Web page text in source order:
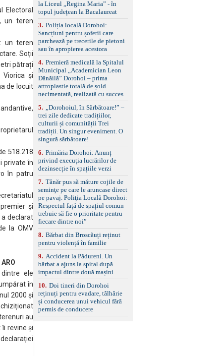
Electoral
un teren
un teren
Soții
pătrați
și
de locuit
518.218
private în
în patru
și
a declarat
la OMV
ele
în
2000 și
au
revine și
panoramică, geamuri
spate fumurii Carlig de
remorcare Bonus: -
Covorașe textile montate
pe mașină. -Ofer și un
set de covorașe din
împreună cu un set de
anvelope de iarnă.
la Liceul „Regina Maria” - în
topul județean la Bacalaureat
3. Poliția locală Dorohoi:
Sancțiuni pentru șoferii care
parchează pe trecerile de pietoni
sau în apropierea acestora
4. Premieră medicală la Spitalul
Municipal „Academician Leon
Dănăilă” Dorohoi – prima
artroplastie totală de șold
necimentată, realizată cu succes
5.
„Dorohoiul, în Sărbătoare!” –
trei zile dedicate tradițiilor,
culturii și comunității Trei
tradiții. Un singur eveniment. O
singură sărbătoare!
6. Primăria Dorohoi: Anunț
privind execuția lucrărilor de
dezinsecție în spațiile verzi
7. Tânăr pus să măture cojile de
seminţe pe care le aruncase direct
pe pavaj. Poliţia Locală Dorohoi:
Respectul față de spațiul comun
trebuie să fie o prioritate pentru
fiecare dintre noi”
8. Bărbat din Broscăuți reținut
pentru violență în familie
9. Accident la Pădureni. Un
bărbat a ajuns la spital după
impactul dintre două mașini
10. Doi tineri din Dorohoi
reținuți pentru evadare, tâlhărie
și conducerea unui vehicul fără
permis de conducere